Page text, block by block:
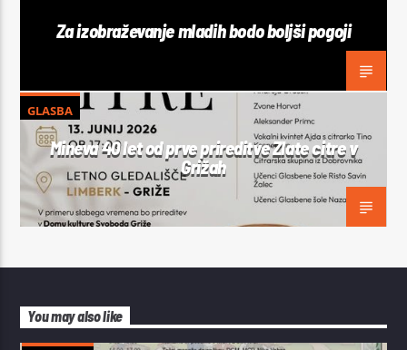
Za izobraževanje mladih bodo boljši pogoji
GLASBA
Mineva 40 let od prve prireditve Zlate citre v
Grižah
You may also like